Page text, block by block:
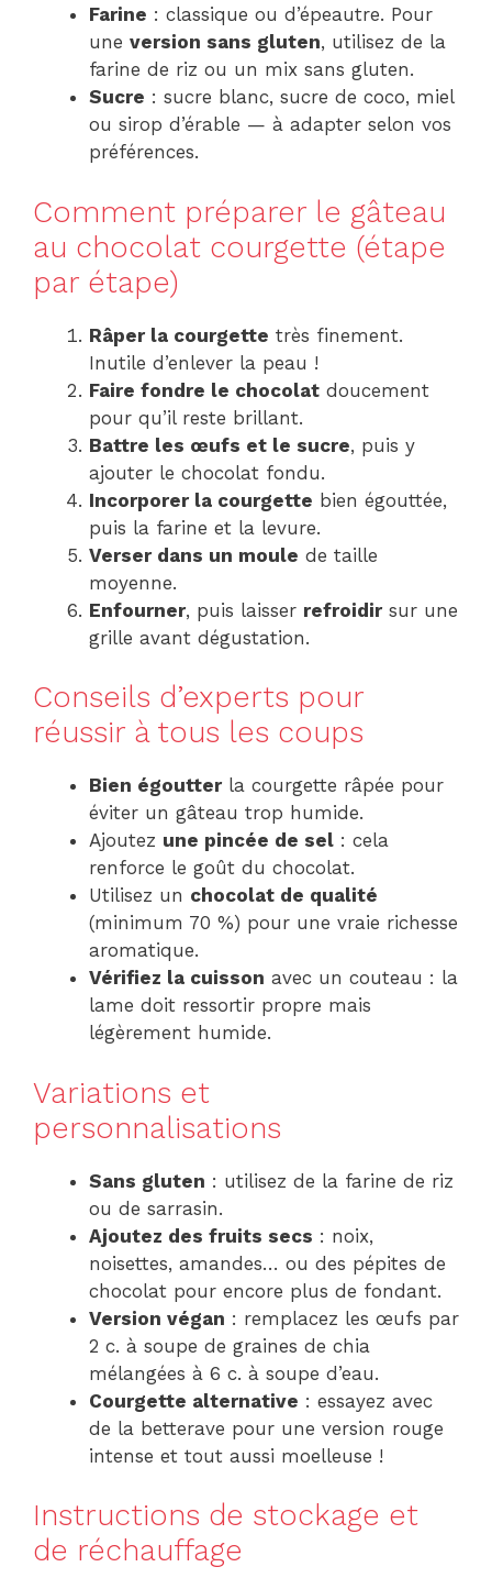
Farine : classique ou d’épeautre. Pour
une version sans gluten, utilisez de la
farine de riz ou un mix sans gluten.
Sucre : sucre blanc, sucre de coco, miel
ou sirop d’érable — à adapter selon vos
préférences.
Comment préparer le gâteau
au chocolat courgette (étape
par étape)
Râper la courgette très finement.
Inutile d’enlever la peau !
Faire fondre le chocolat doucement
pour qu’il reste brillant.
Battre les œufs et le sucre, puis y
ajouter le chocolat fondu.
Incorporer la courgette bien égouttée,
puis la farine et la levure.
Verser dans un moule de taille
moyenne.
Enfourner, puis laisser refroidirsur une
grille avant dégustation.
Conseils d’experts pour
réussir à tous les coups
Bien égoutterla courgette râpée pour
éviter un gâteau trop humide.
Ajoutez une pincée de sel : cela
renforce le goût du chocolat.
Utilisez un chocolat de qualité
(minimum 70 %) pour une vraie richesse
aromatique.
Vérifiez la cuisson avec un couteau : la
lame doit ressortir propre mais
légèrement humide.
Variations et
personnalisations
Sans gluten : utilisez de la farine de riz
ou de sarrasin.
Ajoutez des fruits secs : noix,
noisettes, amandes… ou des pépites de
chocolat pour encore plus de fondant.
Version végan : remplacez les œufs par
2 c. à soupe de graines de chia
mélangées à 6 c. à soupe d’eau.
Courgette alternative : essayez avec
de la betterave pour une version rouge
intense et tout aussi moelleuse !
Instructions de stockage et
de réchauffage